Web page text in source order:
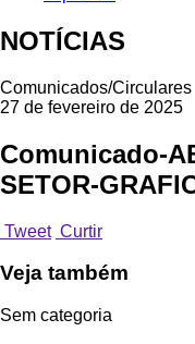
NOTÍCIAS
Comunicados/Circulares
27 de fevereiro de 2025
Comunicado-
SETOR-
Tweet Curtir
Veja também
Sem categoria